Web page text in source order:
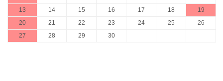
13
14 15 16 17 18
19
20
21 22 23 24 25
26
27
28 29 30